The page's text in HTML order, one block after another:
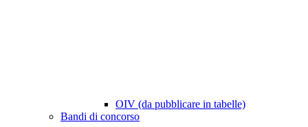
OIV (da pubblicare in tabelle)
Bandi di concorso